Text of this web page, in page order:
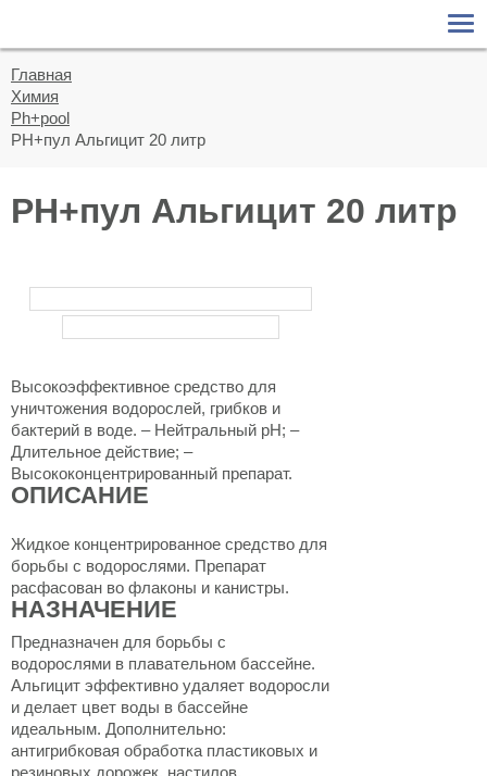
О компании
Новости
Статьи
БАССЕЙНЫ
Сборно-разборные
Бетонные бассейны
ПАВИЛЬОНЫ
Chemoform
AquaDoctor
Фотографии
ОБСЛУЖИВАНИЕ
БАССЕЙНОВ
Главная
Химия
Ph+pool
РН+пул Альгицит 20 литр
РН+пул Альгицит 20 литр
Высокоэффективное средство для
уничтожения водорослей, грибков и
бактерий в воде. – Нейтральный рН; –
Длительное действие; –
Высококонцентрированный препарат.
ОПИСАНИЕ
Жидкое концентрированное средство для
борьбы с водорослями. Препарат
расфасован во флаконы и канистры.
НАЗНАЧЕНИЕ
Предназначен для борьбы с
водорослями в плавательном бассейне.
Альгицит эффективно удаляет водоросли
и делает цвет воды в бассейне
идеальным. Дополнительно:
антигрибковая обработка пластиковых и
резиновых дорожек, настилов,